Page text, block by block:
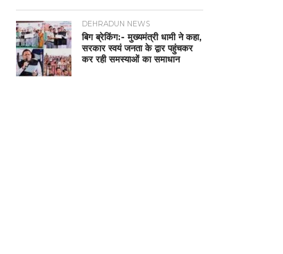
DEHRADUN NEWS
बिग ब्रेकिंग:- मुख्यमंत्री धामी ने कहा,
सरकार स्वयं जनता के द्वार पहुंचकर
कर रही समस्याओं का समाधान